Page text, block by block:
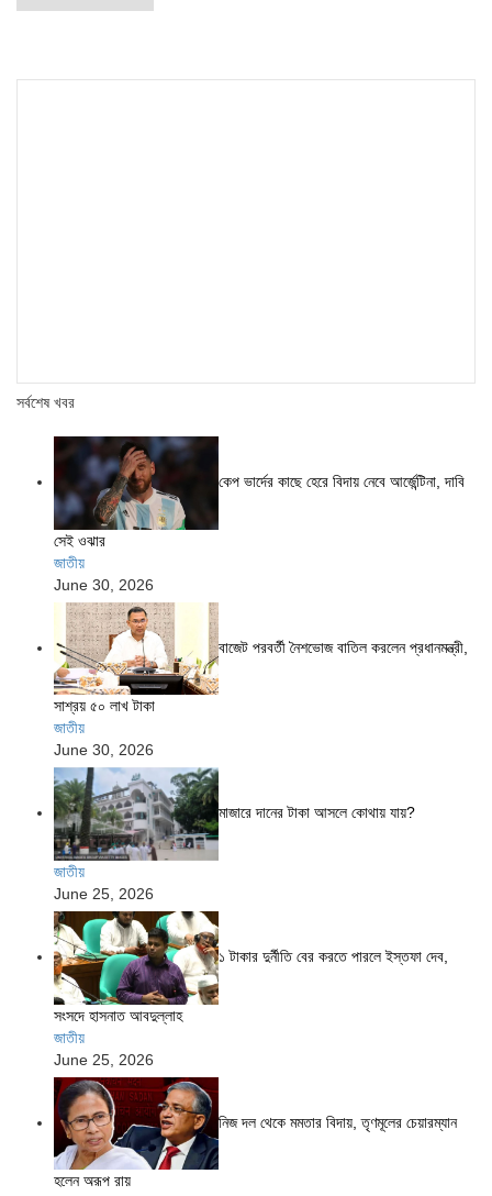
সর্বশেষ খবর
কেপ ভার্দের কাছে হেরে বিদায় নেবে আর্জেন্টিনা, দাবি
সেই ওঝার
জাতীয়
June 30, 2026
বাজেট পরবর্তী নৈশভোজ বাতিল করলেন প্রধানমন্ত্রী,
সাশ্রয় ৫০ লাখ টাকা
জাতীয়
June 30, 2026
মাজারে দানের টাকা আসলে কোথায় যায়?
জাতীয়
June 25, 2026
১ টাকার দুর্নীতি বের করতে পারলে ইস্তফা দেব,
সংসদে হাসনাত আবদুল্লাহ
জাতীয়
June 25, 2026
নিজ দল থেকে মমতার বিদায়, তৃণমূলের চেয়ারম্যান
হলেন অরূপ রায়